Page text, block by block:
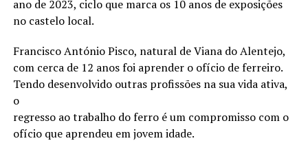
ano de 2023, ciclo que marca os 10 anos de exposições
no castelo local.
Francisco António Pisco, natural de Viana do Alentejo,
com cerca de 12 anos foi aprender o ofício de ferreiro.
Tendo desenvolvido outras profissões na sua vida ativa,
o
regresso ao trabalho do ferro é um compromisso com o
ofício que aprendeu em jovem idade.